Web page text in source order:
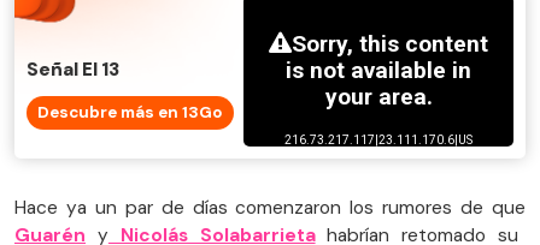
Señal El 13
Descubre más en 13Go
Hace ya un par de días comenzaron los rumores de que
Guarén y Nicolás Solabarrietahabrían retomado su